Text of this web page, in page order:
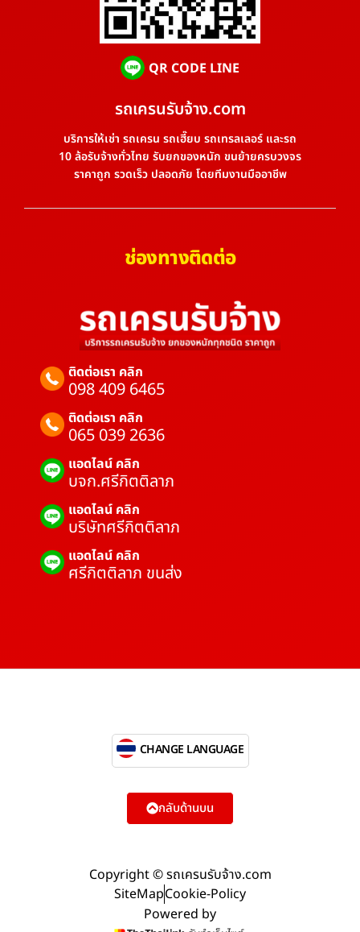
QR CODE LINE
รถเครนรับจ้าง.com
บริการให้เช่า รถเครน รถเฮี๊ยบ รถเทรลเลอร์ และรถ
10 ล้อรับจ้างทั่วไทย รับยกของหนัก ขนย้ายครบวงจร
ราคาถูก รวดเร็ว ปลอดภัย โดยทีมงานมืออาชีพ
ช่องทางติดต่อ
ติดต่อเรา คลิก
098 409 6465
ติดต่อเรา คลิก
065 039 2636
แอดไลน์ คลิก
บจก.ศรีกิตติลาภ
แอดไลน์ คลิก
บริษัทศรีกิตติลาภ
แอดไลน์ คลิก
ศรีกิตติลาภ ขนส่ง
Copyright © รถเครนรับจ้าง.com
SiteMapCookie-Policy
Powered by
CHANGE LANGUAGE
กลับด้านบน